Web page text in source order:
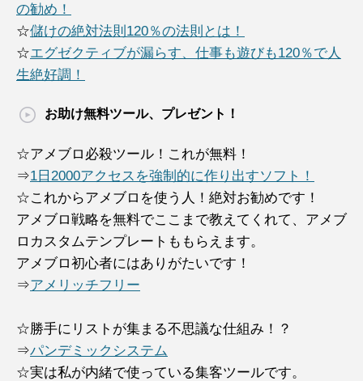
の勧め！
☆儲けの絶対法則120％の法則とは！
☆エグゼクティブが漏らす、仕事も遊びも120％で人
生絶好調！
お助け無料ツール、プレゼント！
☆アメブロ必殺ツール！これが無料！
⇒1日2000アクセスを強制的に作り出すソフト！
☆これからアメブロを使う人！絶対お勧めです！
アメブロ戦略を無料でここまで教えてくれて、アメブ
ロカスタムテンプレートももらえます。
アメブロ初心者にはありがたいです！
⇒アメリッチフリー
☆勝手にリストが集まる不思議な仕組み！？
⇒パンデミックシステム
☆実は私が内緒で使っている集客ツールです。